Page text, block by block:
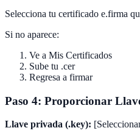
Selecciona tu certificado e.firma
Si no aparece:
Ve a Mis Certificados
Sube tu .cer
Regresa a firmar
Paso 4: Proporcionar
Llave privada (.key):